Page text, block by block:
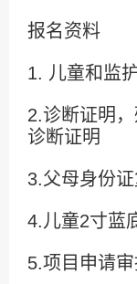
报名资料
1. 儿童和监
2.诊断证明
诊断证明
3.父母身份
4.儿童2寸蓝
5.项目申请